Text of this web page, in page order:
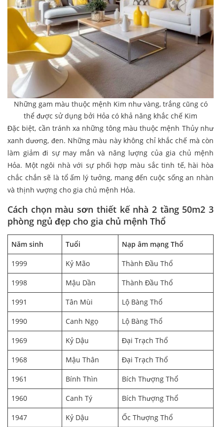
Những gam màu thuộc mệnh Kim như vàng, trắng cũng có
thể được sử dụng bởi Hỏa có khả năng khắc chế Kim
Đặc biệt, cần tránh xa những tông màu thuộc mệnh Thủy như
xanh dương, đen. Những màu này không chỉ khắc chế mà còn
làm giảm đi sự may mắn và năng lượng của gia chủ mệnh
Hỏa. Một ngôi nhà với sự phối hợp màu sắc tinh tế, hài hòa
chắc chắn sẽ là tổ ấm lý tưởng, mang đến cuộc sống an nhàn
và thịnh vượng cho gia chủ mệnh Hỏa.
Cách chọn màu sơn thiết kế nhà 2 tầng 50m2 3
phòng ngủ đẹp cho gia chủ mệnh Thổ
Năm sinh Tuổi Nạp âm mạng Thổ
1999 Kỷ Mão Thành Đầu Thổ
1998 Mậu Dần Thành Đầu Thổ
1991 Tân Mùi Lộ Bàng Thổ
1990 Canh Ngọ Lộ Bàng Thổ
1969 Kỷ Dậu Đại Trạch Thổ
1968 Mậu Thân Đại Trạch Thổ
1961 Bính Thìn Bích Thượng Thổ
1960 Canh Tý Bích Thượng Thổ
1947 Kỷ Dậu Ốc Thượng Thổ